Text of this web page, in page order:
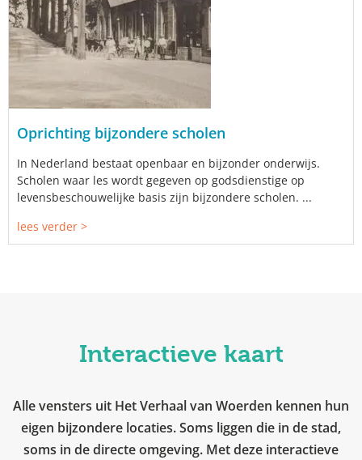
Oprichting bijzondere scholen
In Nederland bestaat openbaar en bijzonder onderwijs.
Scholen waar les wordt gegeven op godsdienstige op
levensbeschouwelijke basis zijn bijzondere scholen. ...
lees verder >
Interactieve kaart
Alle vensters uit Het Verhaal van Woerden kennen hun
eigen bijzondere locaties. Soms liggen die in de stad,
soms in de directe omgeving. Met deze interactieve